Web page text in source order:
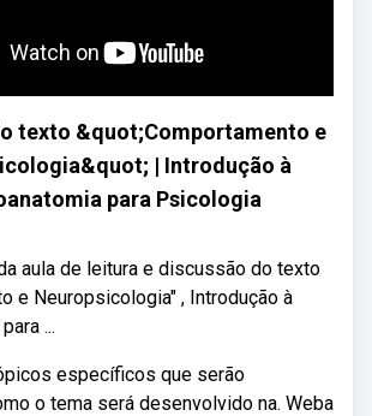
texto &quot;Comportamento e
| Introdução à
para Psicologia
aula de leitura e discussão do texto
e Neuropsicologia" , Introdução à
...
específicos que serão
o tema será desenvolvido na. Weba